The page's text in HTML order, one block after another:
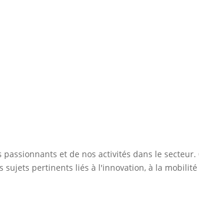
et de nos activités dans le secteur.
sujets pertinents liés à l'innovation, à la mobilité